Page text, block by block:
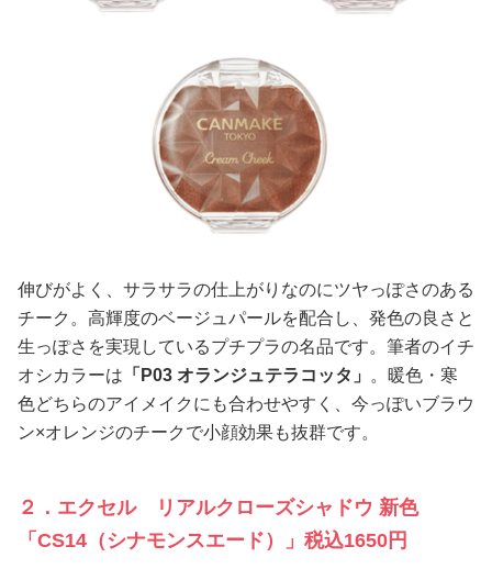
伸びがよく、サラサラの仕上がりなのにツヤっぽさのある
チーク。高輝度のベージュパールを配合し、発色の良さと
生っぽさを実現しているプチプラの名品です。筆者のイチ
オシカラーは 「P03 オランジュテラコッタ」
。暖色・寒
色どちらのアイメイクにも合わせやすく、今っぽいブラウ
ン×オレンジのチークで小顔効果も抜群です。
２．エクセル リアルクローズシャドウ 新色
「CS14（シナモンスエード）」税込1650円